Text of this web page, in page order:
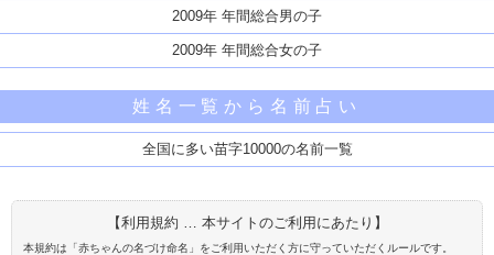
2009年 年間総合男の子
2009年 年間総合女の子
姓名一覧から名前占い
全国に多い苗字10000の名前一覧
【利用規約 … 本サイトのご利用にあたり】
本規約は「赤ちゃんの名づけ命名」をご利用いただく方に守っていただくルールです。